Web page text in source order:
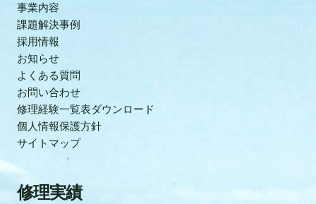
事業内容
課題解決事例
採用情報
お知らせ
よくある質問
お問い合わせ
修理経験一覧表ダウンロード
個人情報保護方針
サイトマップ
修理実績